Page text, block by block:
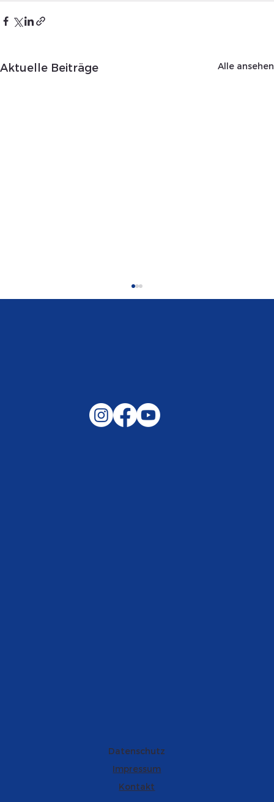
Aktuelle Beiträge Alle ansehen
Gemeinsam auf außergewöhnliche
Datenschutz
Impressum
Kontakt